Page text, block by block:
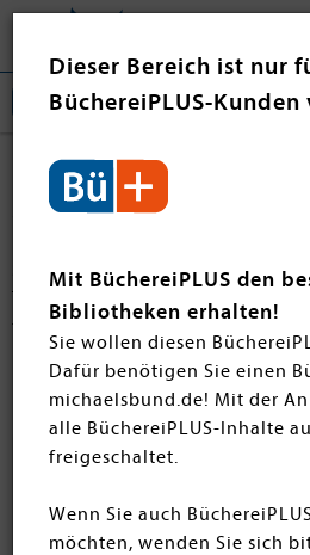
Dieser Bereich ist nur
BüchereiPLUS-
Mit BüchereiPLUS den
Bibliotheken erhalten!
Sie wollen diesen
Dafür benötigen Sie einen
michaelsbund.de! Mit der
alle BüchereiPLUS-Inhalte
freigeschaltet.
Wenn Sie auch
möchten, wenden Sie sich
Erdkunde,
& Technik
Stöbern Sie jetzt in Erdkunde,
Technik der neuen Buchprofile-
frischen Sie Ihren Bücherei-
und neuen Bestsellern auf.
nicht verpassen!
Highlights, von uns
Überblick. Lassen Sie sich